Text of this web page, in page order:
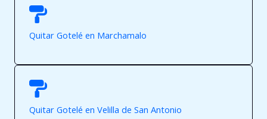
Quitar Gotelé en Marchamalo
Quitar Gotelé en Velilla de San Antonio